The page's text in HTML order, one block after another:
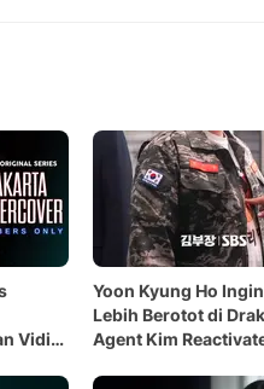
Vidio
Yoon Kyung Ho
Lebih Berotot di
Agent Kim